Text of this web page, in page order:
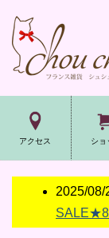
アクセス ショ
2025/08/